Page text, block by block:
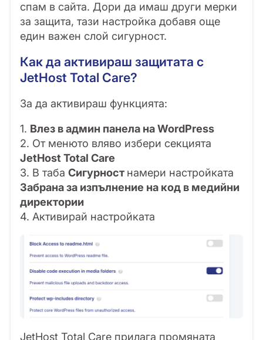
спам в сайта. Дори да имаш други мерки
за защита, тази настройка добавя още
един важен слой сигурност.
Как да активираш защитата с
JetHost Total Care?
За да активираш функцията:
1. Влез в админ панела на WordPress
2. От менюто вляво избери секцията
JetHost Total Care
3. В таба Сигурност намери настройката
Забрана за изпълнение на код в медийни
директории
4. Активирай настройката
JetHost Total Care прилага промяната